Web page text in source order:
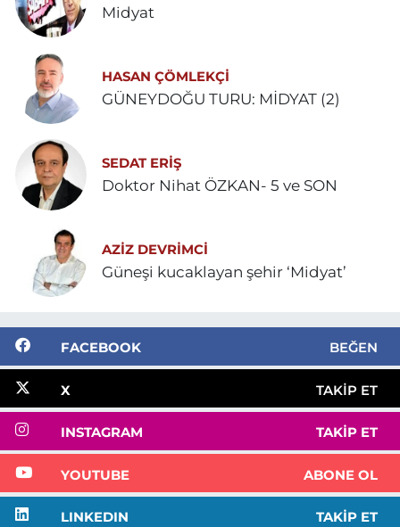
Midyat
HASAN ÇÖMLEKÇİ
GÜNEYDOĞU TURU: MİDYAT (2)
SEDAT ERİŞ
Doktor Nihat ÖZKAN- 5 ve SON
AZIZ DEVRIMCI
Güneşi kucaklayan şehir ‘Midyat’
FACEBOOK BEĞEN
X TAKIP ET
INSTAGRAM TAKIP ET
YOUTUBE ABONE OL
LINKEDIN TAKIP ET